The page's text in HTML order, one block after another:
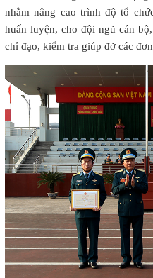
nhằm nâng cao trình độ tổ
huấn luyện, cho đội ngũ cán
chỉ đạo, kiểm tra giúp đỡ các